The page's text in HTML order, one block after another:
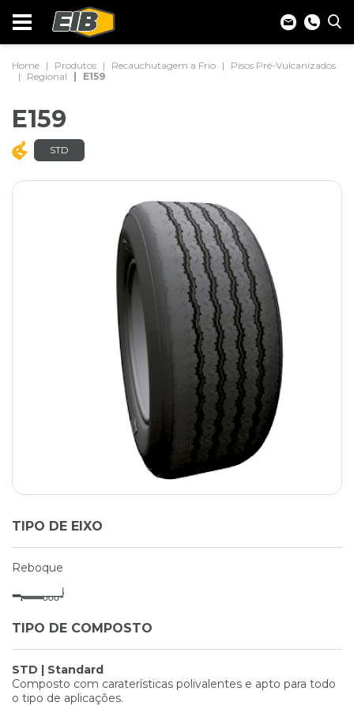
Home Produtos Recauchutagem a Frio
Pisos Pré-Vulcanizados
Regional
E159
E159
STD
TIPO DE EIXO
Reboque
TIPO DE COMPOSTO
STD | Standard
Composto com caraterísticas polivalentes e apto para todo
o tipo de aplicações.